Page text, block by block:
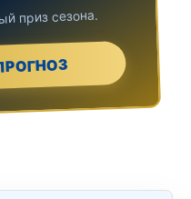
приз сезона.